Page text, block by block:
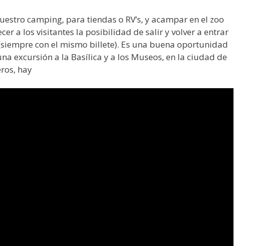
camping, para tiendas o RV’s, y acampar en el zoo
a los visitantes la posibilidad de salir y volver a entrar
con el mismo billete). Es una buena oportunidad
excursión a la Basílica y a los Museos, en la ciudad de
hay